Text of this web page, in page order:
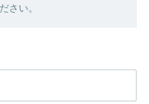
さい。